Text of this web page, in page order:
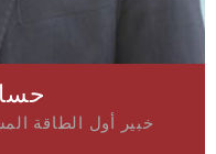
خبير أول الطاقة